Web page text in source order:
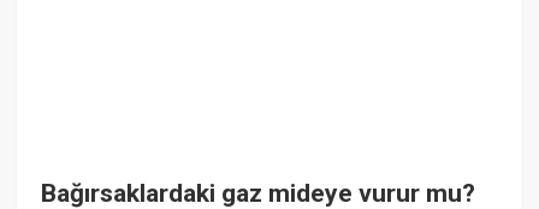
Bağırsaklardaki gaz mideye vurur mu?